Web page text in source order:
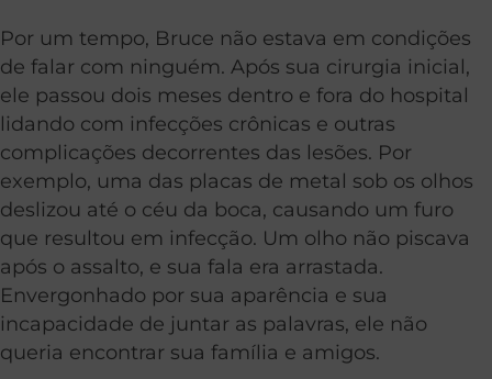
Por um tempo, Bruce não estava em condições
de falar com ninguém. Após sua cirurgia inicial,
ele passou dois meses dentro e fora do hospital
lidando com infecções crônicas e outras
complicações decorrentes das lesões. Por
exemplo, uma das placas de metal sob os olhos
deslizou até o céu da boca, causando um furo
que resultou em infecção. Um olho não piscava
após o assalto, e sua fala era arrastada.
Envergonhado por sua aparência e sua
incapacidade de juntar as palavras, ele não
queria encontrar sua família e amigos.